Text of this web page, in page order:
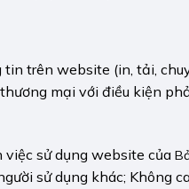
trên website (in, tải,
mại với điều kiện
sử dụng website của
sử dụng khác; Không